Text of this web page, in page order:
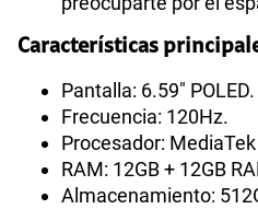
Características
Pantalla: 6.59" POLED.
Frecuencia: 120Hz.
Procesador:
RAM: 12GB + 12GB
Almacenamiento: